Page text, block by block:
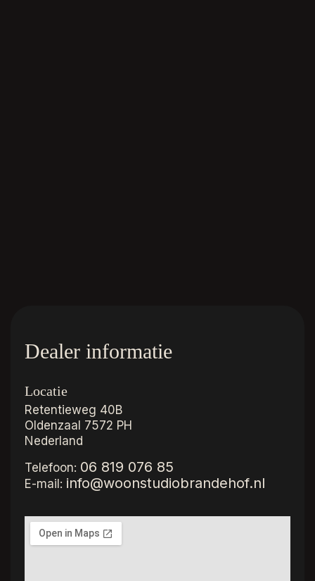
Dealer informatie
Locatie
Retentieweg 40B
Oldenzaal 7572 PH
Nederland
Telefoon: 06 819 076 85
E-mail: info@woonstudiobrandehof.nl